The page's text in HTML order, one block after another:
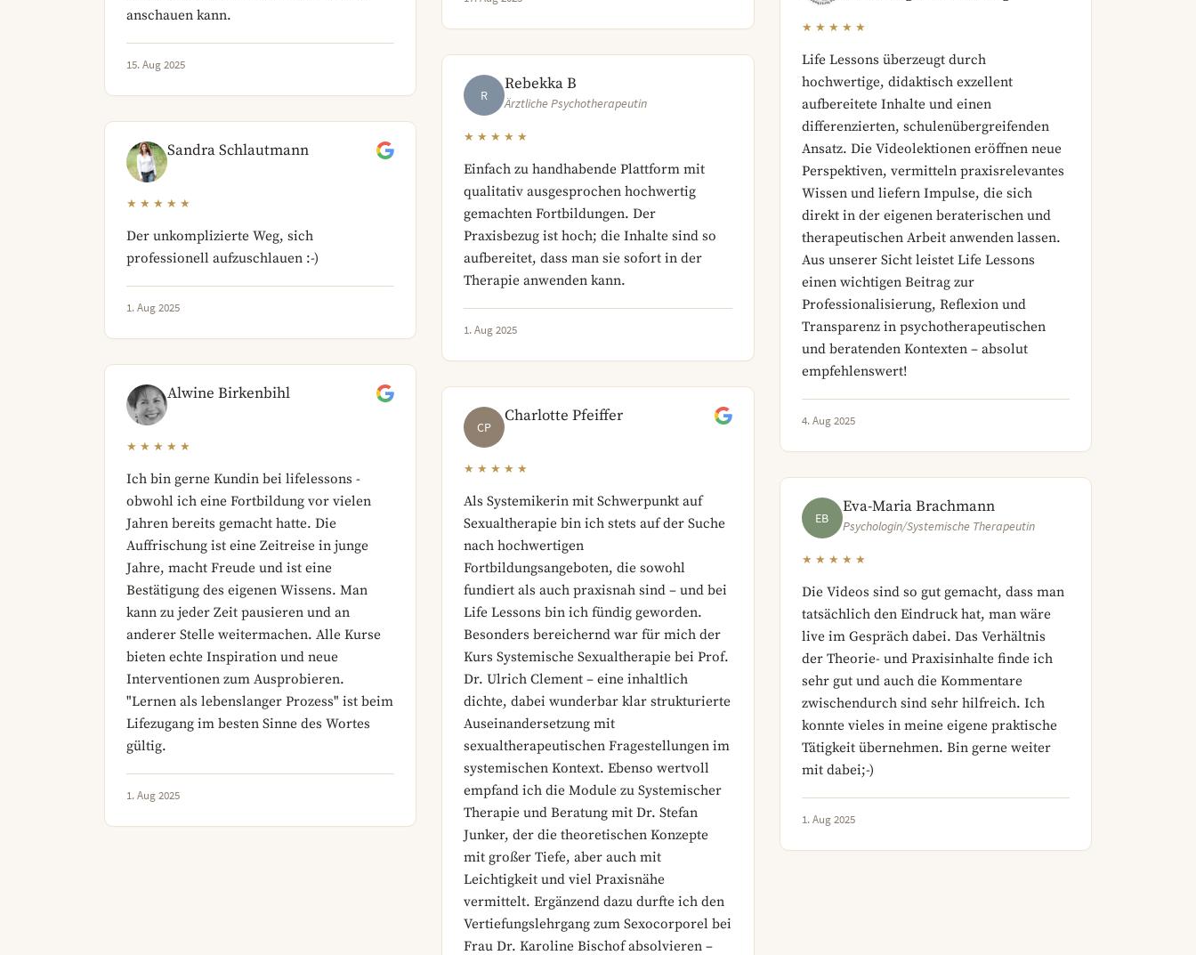
anschauen kann.
15. Aug 2025
★★★★★
Life Lessons überzeugt durch
hochwertige, didaktisch exzellent
aufbereitete Inhalte und einen
differenzierten, schulenübergreifenden
Ansatz. Die Videolektionen eröffnen neue
Perspektiven, vermitteln praxisrelevantes
Wissen und liefern Impulse, die sich
direkt in der eigenen beraterischen und
therapeutischen Arbeit anwenden lassen.
Aus unserer Sicht leistet Life Lessons
einen wichtigen Beitrag zur
Professionalisierung, Reflexion und
Transparenz in psychotherapeutischen
und beratenden Kontexten – absolut
empfehlenswert!
4. Aug 2025
R
Rebekka B
Ärztliche Psychotherapeutin
★★★★★
Einfach zu handhabende Plattform mit
qualitativ ausgesprochen hochwertig
gemachten Fortbildungen. Der
Praxisbezug ist hoch; die Inhalte sind so
aufbereitet, dass man sie sofort in der
Therapie anwenden kann.
1. Aug 2025
Sandra Schlautmann
★★★★★
Der unkomplizierte Weg, sich
professionell aufzuschlauen :-)
1. Aug 2025
Alwine Birkenbihl
★★★★★
Ich bin gerne Kundin bei lifelessons -
obwohl ich eine Fortbildung vor vielen
Jahren bereits gemacht hatte. Die
Auffrischung ist eine Zeitreise in junge
Jahre, macht Freude und ist eine
Bestätigung des eigenen Wissens. Man
kann zu jeder Zeit pausieren und an
anderer Stelle weitermachen. Alle Kurse
bieten echte Inspiration und neue
Interventionen zum Ausprobieren.
"Lernen als lebenslanger Prozess" ist beim
Lifezugang im besten Sinne des Wortes
gültig.
1. Aug 2025
CP
Charlotte Pfeiffer
★★★★★
Als Systemikerin mit Schwerpunkt auf
Sexualtherapie bin ich stets auf der Suche
nach hochwertigen
Fortbildungsangeboten, die sowohl
fundiert als auch praxisnah sind – und bei
Life Lessons bin ich fündig geworden.
Besonders bereichernd war für mich der
Kurs Systemische Sexualtherapie bei Prof.
Dr. Ulrich Clement – eine inhaltlich
dichte, dabei wunderbar klar strukturierte
Auseinandersetzung mit
sexualtherapeutischen Fragestellungen im
systemischen Kontext. Ebenso wertvoll
empfand ich die Module zu Systemischer
Therapie und Beratung mit Dr. Stefan
Junker, der die theoretischen Konzepte
mit großer Tiefe, aber auch mit
Leichtigkeit und viel Praxisnähe
vermittelt. Ergänzend dazu durfte ich den
Vertiefungslehrgang zum Sexocorporel bei
Frau Dr. Karoline Bischof absolvieren –
EB
Eva-Maria Brachmann
Psychologin/Systemische Therapeutin
★★★★★
Die Videos sind so gut gemacht, dass man
tatsächlich den Eindruck hat, man wäre
live im Gespräch dabei. Das Verhältnis
der Theorie- und Praxisinhalte finde ich
sehr gut und auch die Kommentare
zwischendurch sind sehr hilfreich. Ich
konnte vieles in meine eigene praktische
Tätigkeit übernehmen. Bin gerne weiter
mit dabei;-)
1. Aug 2025